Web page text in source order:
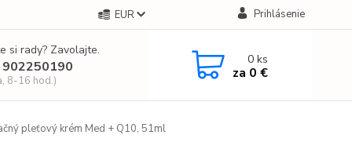
EUR Prihlásenie
si rady? Zavolajte.
8-16 hod.)
0ks
za 0 €
pleťový krém Med + Q10, 51ml